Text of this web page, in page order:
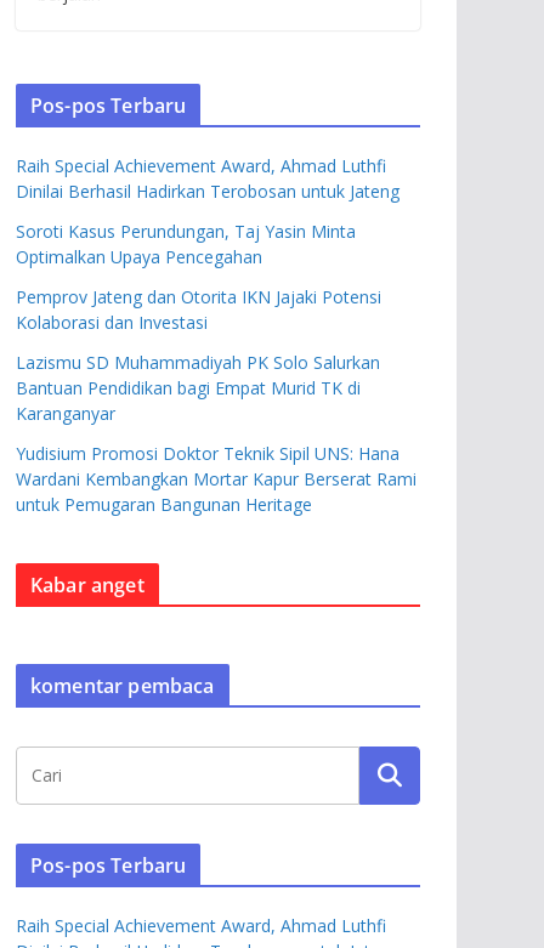
Pos-pos Terbaru
Raih Special Achievement Award, Ahmad Luthfi
Dinilai Berhasil Hadirkan Terobosan untuk Jateng
Soroti Kasus Perundungan, Taj Yasin Minta
Optimalkan Upaya Pencegahan
Pemprov Jateng dan Otorita IKN Jajaki Potensi
Kolaborasi dan Investasi
Lazismu SD Muhammadiyah PK Solo Salurkan
Bantuan Pendidikan bagi Empat Murid TK di
Karanganyar
Yudisium Promosi Doktor Teknik Sipil UNS: Hana
Wardani Kembangkan Mortar Kapur Berserat Rami
untuk Pemugaran Bangunan Heritage
Kabar anget
komentar pembaca
Pos-pos Terbaru
Raih Special Achievement Award, Ahmad Luthfi